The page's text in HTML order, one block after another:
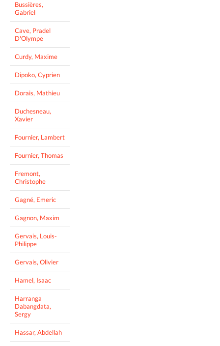
Bussières,
Gabriel
Cave, Pradel
D'Olympe
Curdy, Maxime
Dipoko, Cyprien
Dorais, Mathieu
Duchesneau,
Xavier
Fournier, Lambert
Fournier, Thomas
Fremont,
Christophe
Gagné, Emeric
Gagnon, Maxim
Gervais, Louis-
Philippe
Gervais, Olivier
Hamel, Isaac
Harranga
Dabangdata,
Sergy
Hassar, Abdellah